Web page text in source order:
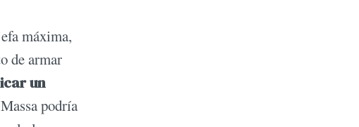
máxima,
de armar
un
podría